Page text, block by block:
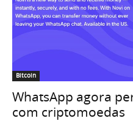
Bitcoin
WhatsApp agora
com criptomoedas